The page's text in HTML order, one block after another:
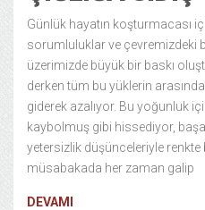
Günlük hayatın koşturmacası
sorumluluklar ve çevremizdeki
üzerimizde büyük bir baskı
derken tüm bu yüklerin arasında
giderek azalıyor. Bu yoğunluk
kaybolmuş gibi hissediyor,
yetersizlik düşünceleriyle renkte
müsabakada her zaman galip
DEVAMI